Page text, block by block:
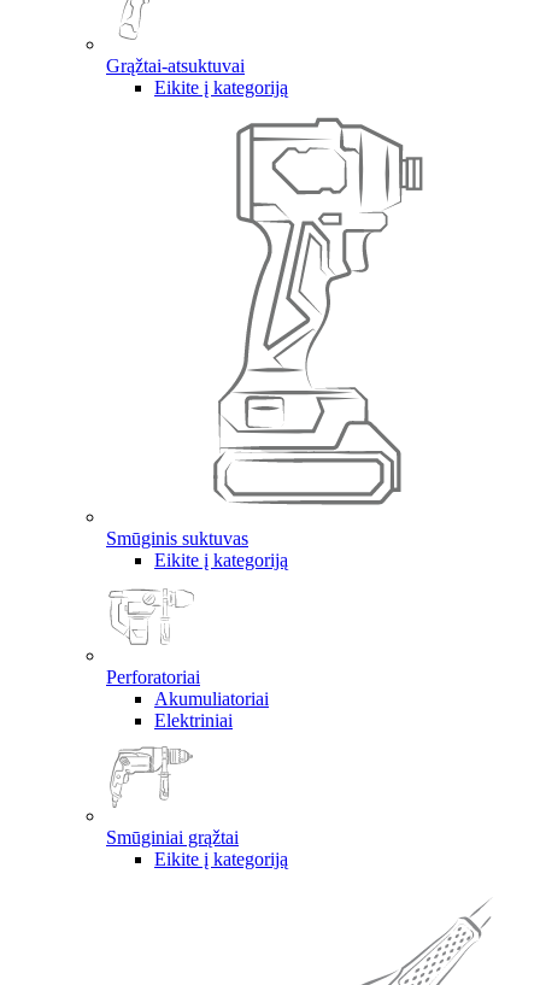
Grąžtai-atsuktuvai
Eikite į kategoriją
Smūginis suktuvas
Eikite į kategoriją
Perforatoriai
Akumuliatoriai
Elektriniai
Smūginiai grąžtai
Eikite į kategoriją